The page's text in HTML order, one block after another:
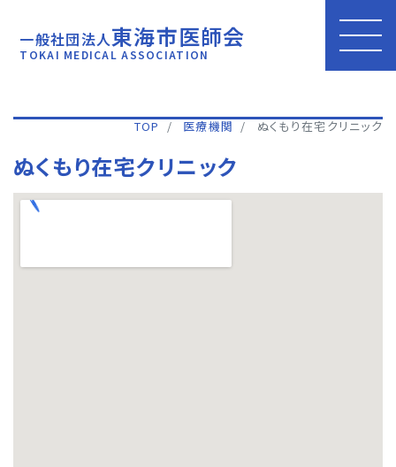
一般社団法人東海市医師会
TOKAI MEDICAL ASSOCIATION
TOP 医療機関 ぬくもり在宅クリニック
ぬくもり在宅クリニック